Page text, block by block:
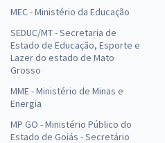
MEC - Ministério da Educação
SEDUC/MT - Secretaria de
Estado de Educação, Esporte e
Lazer do estado de Mato
Grosso
MME - Ministério de Minas e
Energia
MP GO - Ministério Público do
Estado de Goiás - Secretário